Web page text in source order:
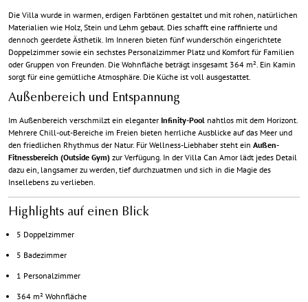
Die Villa wurde in warmen, erdigen Farbtönen gestaltet und mit rohen, natürlichen
Materialien wie Holz, Stein und Lehm gebaut. Dies schafft eine raffinierte und
dennoch geerdete Ästhetik. Im Inneren bieten fünf wunderschön eingerichtete
Doppelzimmer sowie ein sechstes Personalzimmer Platz und Komfort für Familien
oder Gruppen von Freunden. Die Wohnfläche beträgt insgesamt 364 m². Ein Kamin
sorgt für eine gemütliche Atmosphäre. Die Küche ist voll ausgestattet.
Außenbereich und Entspannung
Im Außenbereich verschmilzt ein eleganter Infinity-Pool nahtlos mit dem Horizont.
Mehrere Chill-out-Bereiche im Freien bieten herrliche Ausblicke auf das Meer und
den friedlichen Rhythmus der Natur. Für Wellness-Liebhaber steht ein Außen-
Fitnessbereich (Outside Gym) zur Verfügung. In der Villa Can Amor lädt jedes Detail
dazu ein, langsamer zu werden, tief durchzuatmen und sich in die Magie des
Insellebens zu verlieben.
Highlights auf einen Blick
5 Doppelzimmer
5 Badezimmer
1 Personalzimmer
364 m² Wohnfläche